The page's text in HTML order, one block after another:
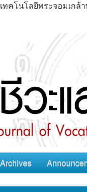
คโนโลยีพระจอมเ
Archives